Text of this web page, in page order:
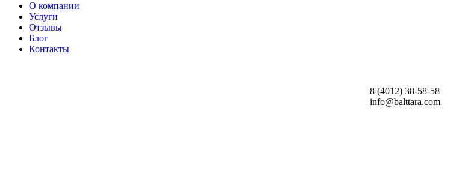
О компании
Услуги
Отзывы
Блог
Контакты
8 (4012) 38-58-58
info@balttara.com